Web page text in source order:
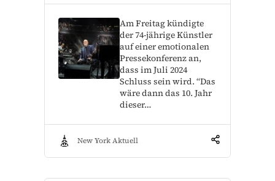
Am Freitag kündigte
der 74-jährige Künstler
auf einer emotionalen
Pressekonferenz an,
dass im Juli 2024
Schluss sein wird. “Das
wäre dann das 10. Jahr
dieser…
New York Aktuell